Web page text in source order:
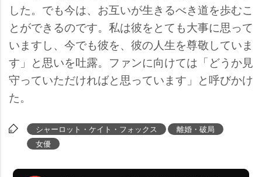
した。でも今は、お互いが生きるべき道を歩むこ
とができるのです。私は彼をとても大事に思って
いますし、今でも彼を、彼の人生を尊敬していま
す」と思いを吐露。ファンに向けては「どうか見
守っていただければと思っています」と呼びかけ
た。
シャーロット・ケイト・フォックス
離婚・破局
女優